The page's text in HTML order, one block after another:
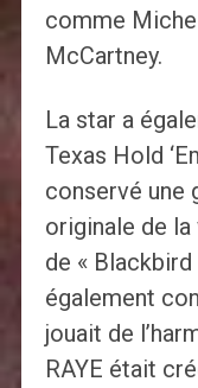
comme
McCartney.
La star a
Texas Hold
conservé une
originale de
de « Blackbird
également
jouait de
RAYE était